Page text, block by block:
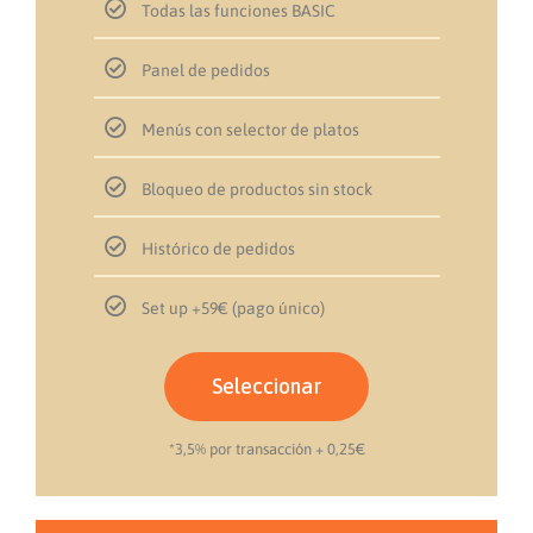
Todas las funciones BASIC
Panel de pedidos
Menús con selector de platos
Bloqueo de productos sin stock
Histórico de pedidos
Set up +59€ (pago único)
Seleccionar
*3,5% por transacción + 0,25€
Todas las funciones BASIC
Panel de pedidos
Menús con selector de platos
Bloqueo de productos sin stock
Histórico de pedidos
Set up GRATIS
Seleccionar
*3,5% por transacción + 0,25€
Todas las funciones BASIC
Panel de pedidos
Menús con selector de platos
Bloqueo de productos sin stock
Histórico de pedidos
Set-up GRATIS
Seleccionar
*3,5% por transacción + 0,25€